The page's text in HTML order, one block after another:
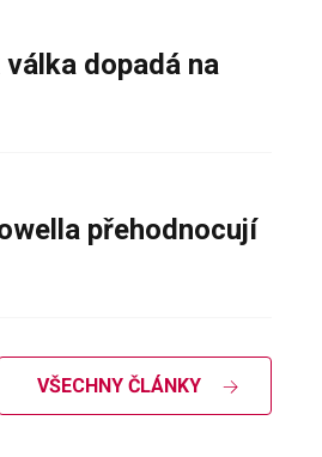
dopadá na
přehodnocují
VŠECHNY ČLÁNKY